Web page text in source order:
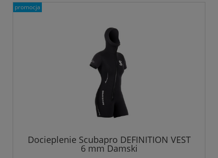
Docieplenie Scubapro DEFINITION VEST
6 mm Damski
promocja